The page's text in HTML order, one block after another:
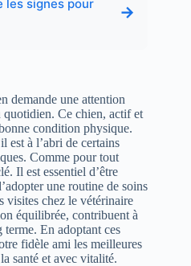
les signes pour
→
demande une attention
quotidien. Ce chien, actif et
condition physique.
est à l’abri de certains
Comme pour tout
Il est essentiel d’être
une routine de soins
visites chez le vétérinaire
équilibrée, contribuent à
En adoptant ces
fidèle ami les meilleures
santé et avec vitalité.